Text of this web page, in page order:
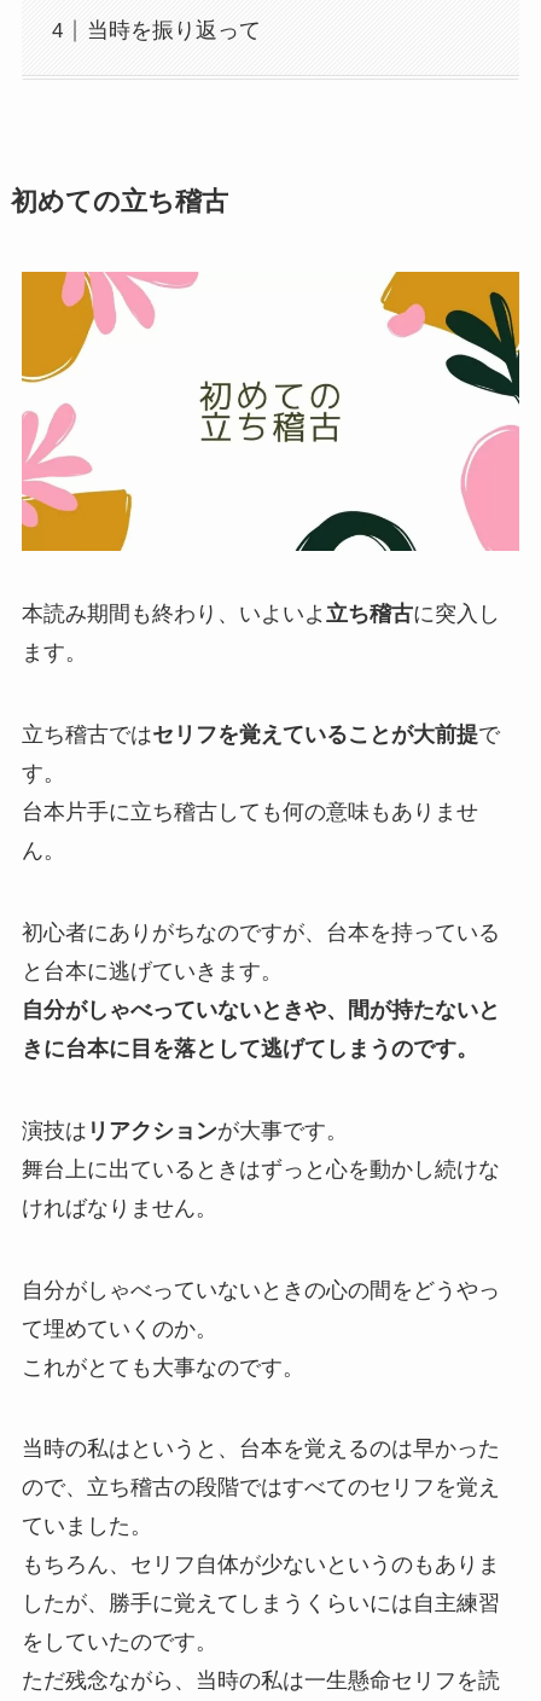
当時を振り返って
初めての立ち稽古
本読み期間も終わり、いよいよ 立ち稽古に突入し
ます。
立ち稽古ではセリフを覚えていることが大前提で
す。
台本片手に立ち稽古しても何の意味もありませ
ん。
初心者にありがちなのですが、台本を持っている
と台本に逃げていきます。
自分がしゃべっていないときや、間が持たないと
きに台本に目を落として逃げてしまうのです。
演技は リアクションが大事です。
舞台上に出ているときはずっと心を動かし続けな
ければなりません。
自分がしゃべっていないときの心の間をどうやっ
て埋めていくのか。
これがとても大事なのです。
当時の私はというと、台本を覚えるのは早かった
ので、立ち稽古の段階ではすべてのセリフを覚え
ていました。
もちろん、セリフ自体が少ないというのもありま
したが、勝手に覚えてしまうくらいには自主練習
をしていたのです。
ただ残念ながら、当時の私は一生懸命セリフを読